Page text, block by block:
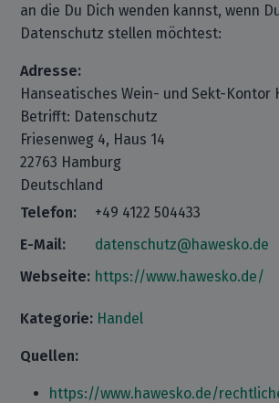
an die Du Dich wenden kannst, wenn
Datenschutz stellen möchtest:
Adresse:
Hanseatisches Wein- und Sekt-Kontor
Betrifft: Datenschutz
Friesenweg 4, Haus 14
22763 Hamburg
Deutschland
Telefon:
+49 4122 504433
E-Mail:
datenschutz@hawesko.de
Webseite: https://www.hawesko.de/
Kategorie: Handel
Quellen:
https://www.hawesko.de/